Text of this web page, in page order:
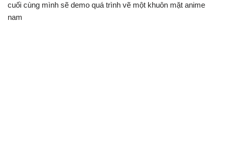
cuối cùng mình sẽ demo quá trình vẽ một khuôn mặt anime
nam